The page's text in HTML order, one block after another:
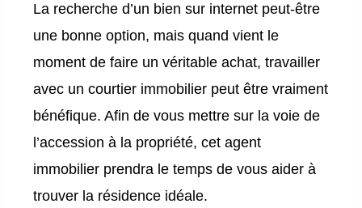
La recherche d’un bien sur internet peut-être
une bonne option, mais quand vient le
moment de faire un véritable achat, travailler
avec un courtier immobilier peut être vraiment
bénéfique. Afin de vous mettre sur la voie de
l’accession à la propriété, cet agent
immobilier prendra le temps de vous aider à
trouver la résidence idéale.